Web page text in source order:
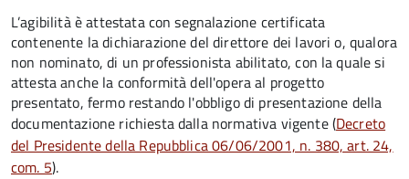
L’agibilità è attestata con segnalazione certificata
contenente la dichiarazione del direttore dei lavori o, qualora
non nominato, di un professionista abilitato, con la quale si
attesta anche la conformità dell'opera al progetto
presentato, fermo restando l'obbligo di presentazione della
documentazione richiesta dalla normativa vigente (Decreto
del Presidente della Repubblica 06/06/2001, n. 380, art. 24,
com. 5).